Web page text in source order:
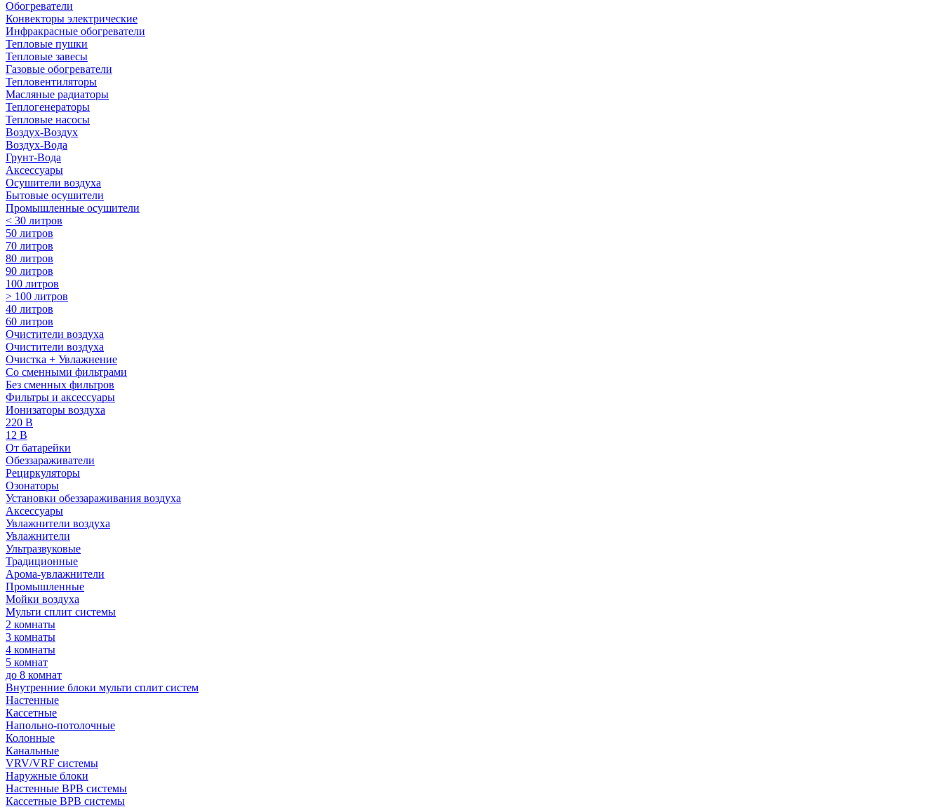
Обогреватели
Конвекторы электрические
Инфракрасные обогреватели
Тепловые пушки
Тепловые завесы
Газовые обогреватели
Тепловентиляторы
Масляные радиаторы
Теплогенераторы
Тепловые насосы
Воздух-Воздух
Воздух-Вода
Грунт-Вода
Аксессуары
Осушители воздуха
Бытовые осушители
Промышленные осушители
< 30 литров
50 литров
70 литров
80 литров
90 литров
100 литров
> 100 литров
40 литров
60 литров
Очистители воздуха
Очистители воздуха
Очистка + Увлажнение
Cо сменными фильтрами
Без сменных фильтров
Фильтры и аксессуары
Ионизаторы воздуха
220 В
12 В
От батарейки
Обеззараживатели
Рециркуляторы
Озонаторы
Установки обеззараживания воздуха
Аксессуары
Увлажнители воздуха
Увлажнители
Ультразвуковые
Традиционные
Арома-увлажнители
Промышленные
Мойки воздуха
Мульти сплит системы
2 комнаты
3 комнаты
4 комнаты
5 комнат
до 8 комнат
Внутренние блоки мульти сплит систем
Настенные
Кассетные
Напольно-потолочные
Колонные
Канальные
VRV/VRF системы
Наружные блоки
Настенные ВРВ системы
Кассетные ВРВ системы